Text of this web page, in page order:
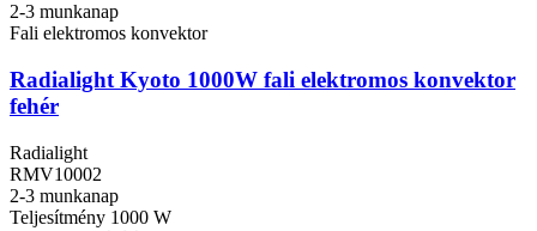
2-3 munkanap
Fali elektromos konvektor
Radialight Kyoto 1000W fali elektromos konvektor
fehér
Radialight
RMV10002
2-3 munkanap
Teljesítmény 1000 W